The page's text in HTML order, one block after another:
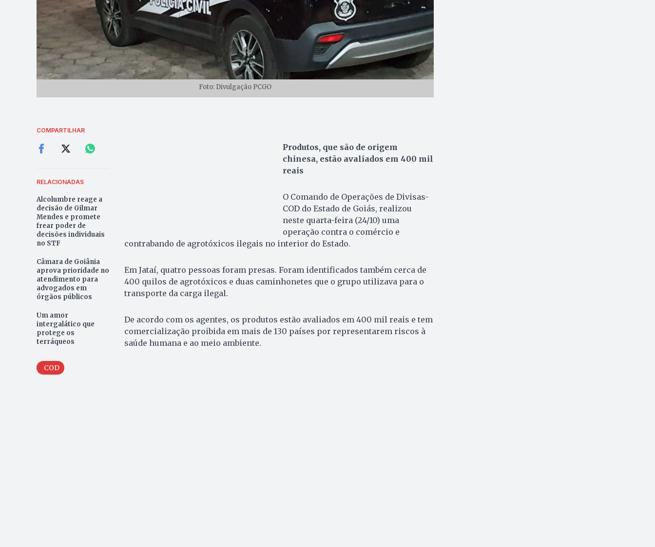
Foto: Divulgação PCGO
COMPARTILHAR
RELACIONADAS
Alcolumbre reage a
decisão de Gilmar
Mendes e promete
frear poder de
decisões individuais
no STF
Câmara de Goiânia
aprova prioridade no
atendimento para
advogados em
órgãos públicos
Um amor
intergalático que
protege os
terráqueos
COD
Produtos, que são de origem
chinesa, estão avaliados em 400 mil
reais
O Comando de Operações de Divisas-
COD do Estado de Goiás, realizou
neste quarta-feira (24/10) uma
operação contra o comércio e
contrabando de agrotóxicos ilegais no interior do Estado.
Em Jataí, quatro pessoas foram presas. Foram identificados também cerca de
400 quilos de agrotóxicos e duas caminhonetes que o grupo utilizava para o
transporte da carga ilegal.
De acordo com os agentes, os produtos estão avaliados em 400 mil reais e tem
comercialização proibida em mais de 130 países por representarem riscos à
saúde humana e ao meio ambiente.